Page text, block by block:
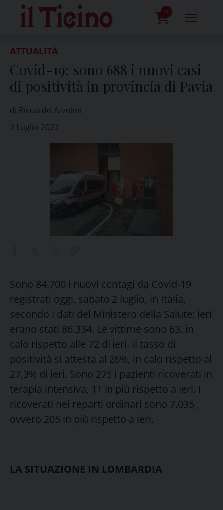
content
0
ATTUALITÀ
Covid-19: sono 688 i nuovi casi
di positività in provincia di Pavia
di Riccardo Azzolini
2 Luglio 2022
Sono 84.700 i nuovi contagi da Covid-19
registrati oggi, sabato 2 luglio, in Italia,
secondo i dati del Ministero della Salute; ieri
erano stati 86.334. Le vittime sono 63, in
calo rispetto alle 72 di ieri. Il tasso di
positività si attesta al 26%, in calo rispetto al
27,3% di ieri. Sono 275 i pazienti ricoverati in
terapia intensiva, 11 in più rispetto a ieri. I
ricoverati nei reparti ordinari sono 7.035 ,
ovvero 205 in più rispetto a ieri.
LA SITUAZIONE IN LOMBARDIA